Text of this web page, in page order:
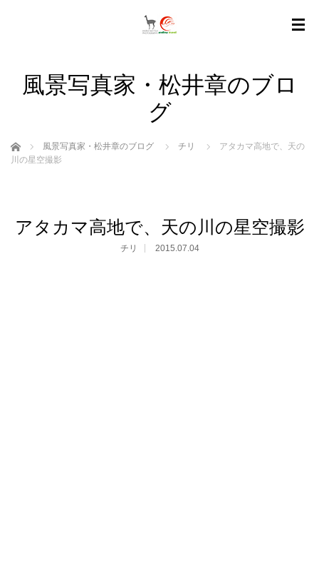
風景写真家・松井章のブロ
グ
ホーム 風景写真家・松井章のブログ チリ
アタカマ高地で、天の
川の星空撮影
アタカマ高地で、天の川の星空撮影
チリ 2015.07.04